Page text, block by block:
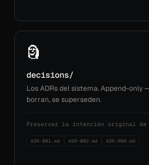
🗿
decisions/
Los ADRs del sistema. Append-only
borran, se superseden.
Preservar la intención original de
ADR-001.md ADR-002.md ADR-NNN.md